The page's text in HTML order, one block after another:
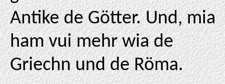
Antike de Götter. Und, mia
ham vui mehr wia de
Griechn und de Röma.